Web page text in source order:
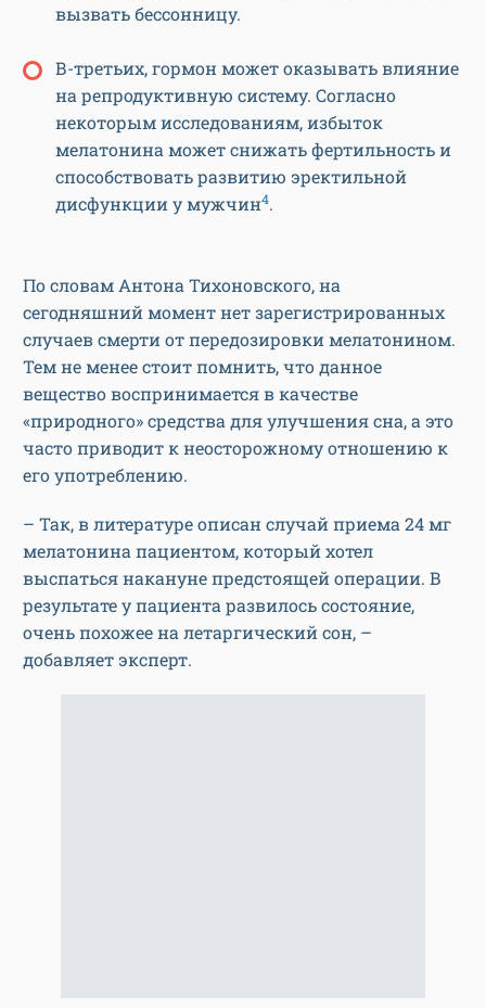
вызвать бессонницу.
В-третьих, гормон может оказывать влияние
на репродуктивную систему. Согласно
некоторым исследованиям, избыток
мелатонина может снижать фертильность и
способствовать развитию эректильной
дисфункции у мужчин4.
По словам Антона Тихоновского, на
сегодняшний момент нет зарегистрированных
случаев смерти от передозировки мелатонином.
Тем не менее стоит помнить, что данное
вещество воспринимается в качестве
«природного» средства для улучшения сна, а это
часто приводит к неосторожному отношению к
его употреблению.
– Так, в литературе описан случай приема 24 мг
мелатонина пациентом, который хотел
выспаться накануне предстоящей операции. В
результате у пациента развилось состояние,
очень похожее на летаргический сон, –
добавляет эксперт.